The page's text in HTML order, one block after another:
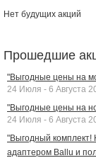
Нет будущих акций
Прошедшие
"Выгодные цены на
24 Июля - 6 Августа
"Выгодные цены на
24 Июля - 6 Августа
"Выгодный комплект!
адаптером Ballu и